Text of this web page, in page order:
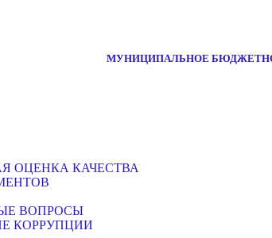
МУНИЦИПАЛЬНОЕ
ОЦЕНКА КАЧЕСТВА
ВОПРОСЫ
КОРРУПЦИИ